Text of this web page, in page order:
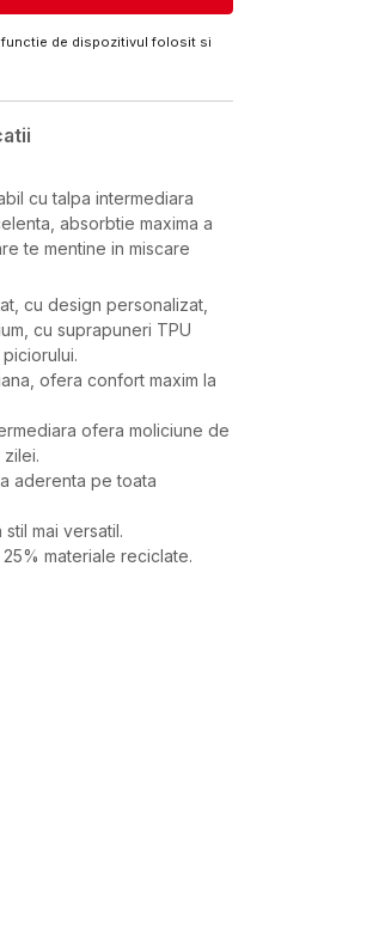
de dispozitivul folosit si
cu talpa intermediara
absorbtie maxima a
te mentine in miscare
cu design personalizat,
cu suprapuneri TPU
ofera confort maxim la
ofera moliciune de
aderenta pe toata
mai versatil.
materiale reciclate.